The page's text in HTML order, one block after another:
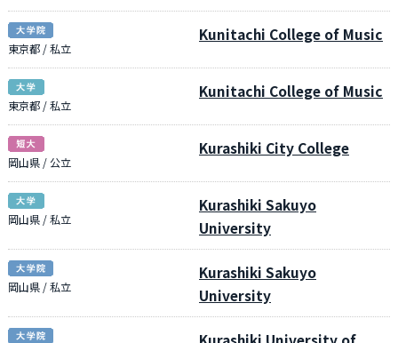
東京都 / 私立
Kunitachi College of Music
東京都 / 私立
Kunitachi College of Music
岡山県 / 公立
Kurashiki City College
岡山県 / 私立
Kurashiki Sakuyo
University
岡山県 / 私立
Kurashiki Sakuyo
University